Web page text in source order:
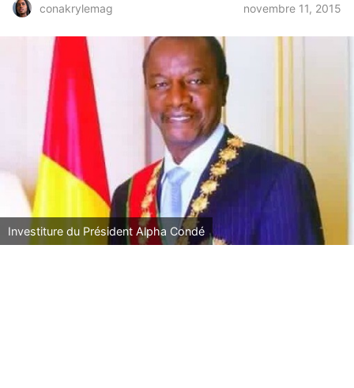
conakrylemag novembre 11, 2015
Investiture du Président Alpha Condé